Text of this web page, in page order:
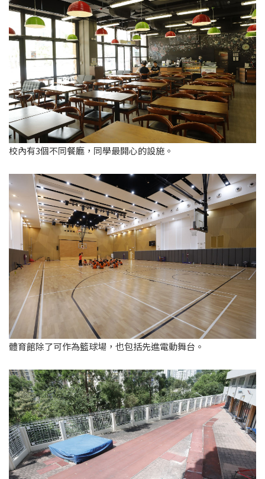
校內有3個不同餐廳，同學最開心的設施。
體育館除了可作為籃球場，也包括先進電動舞台。